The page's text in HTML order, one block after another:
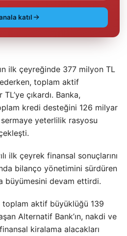
katıl
ilk çeyreğinde 377 milyon TL
toplam aktif
çıkardı. Banka,
kredi desteğini 126 milyar
yeterlilik rasyosu
ilk çeyrek finansal sonuçlarını
bilanço yönetimini sürdüren
büyümesini devam ettirdi.
aktif büyüklüğü 139
Alternatif Bank’ın, nakdi ve
kiralama alacakları